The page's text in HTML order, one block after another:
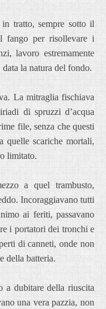
tratto, sempre sotto il
fango per risollevare i
lavoro estremamente
la natura del fondo.
La mitraglia fischiava
di spruzzi d’acqua
file, senza che questi
quelle scariche mortali,
limitato.
a quel trambusto,
Incoraggiavano tutti
ai feriti, passavano
i portatori dei tronchi e
di canneti, onde non
della batteria.
a dubitare della riuscita
una vera pazzia, non